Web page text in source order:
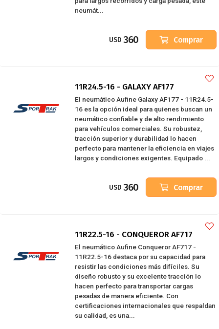
neumát...
USD 360 Comprar
11R24.5-16 - GALAXY AF177
El neumático Aufine Galaxy AF177 - 11R24.5-
16 es la opción ideal para quienes buscan un
neumático confiable y de alto rendimiento
para vehículos comerciales. Su robustez,
tracción superior y durabilidad lo hacen
perfecto para mantener la eficiencia en viajes
largos y condiciones exigentes. Equipado ...
USD 360 Comprar
11R22.5-16 - CONQUEROR AF717
El neumático Aufine Conqueror AF717 -
11R22.5-16 destaca por su capacidad para
resistir las condiciones más difíciles. Su
diseño robusto y su excelente tracción lo
hacen perfecto para transportar cargas
pesadas de manera eficiente. Con
certificaciones internacionales que respaldan
su calidad, es una...